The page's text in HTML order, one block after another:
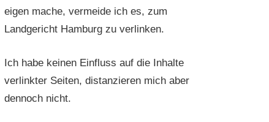
eigen mache, vermeide ich es, zum
Landgericht Hamburg zu verlinken.
Ich habe keinen Einfluss auf die Inhalte
verlinkter Seiten, distanzieren mich aber
dennoch nicht.